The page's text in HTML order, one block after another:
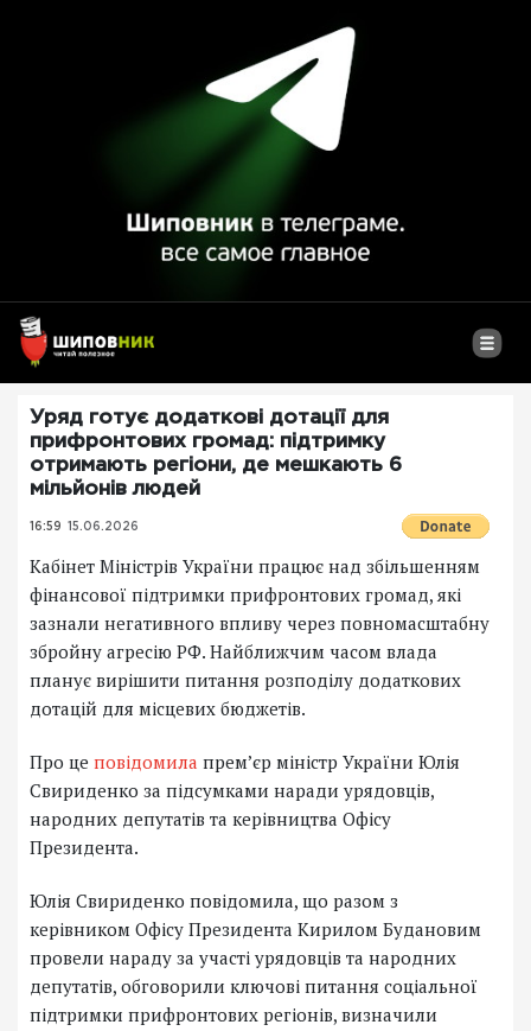
Уряд готує додаткові дотації для
прифронтових громад: підтримку
отримають регіони, де мешкають 6
мільйонів людей
16:59 15.06.2026
Кабінет Міністрів України працює над збільшенням
фінансової підтримки прифронтових громад, які
зазнали негативного впливу через повномасштабну
збройну агресію РФ. Найближчим часом влада
планує вирішити питання розподілу додаткових
дотацій для місцевих бюджетів.
Про це повідомила премʼєр міністр України Юлія
Свириденко за підсумками наради урядовців,
народних депутатів та керівництва Офісу
Президента.
Юлія Свириденко повідомила, що разом з
керівником Офісу Президента Кирилом Будановим
провели нараду за участі урядовців та народних
депутатів, обговорили ключові питання соціальної
підтримки прифронтових регіонів, визначили